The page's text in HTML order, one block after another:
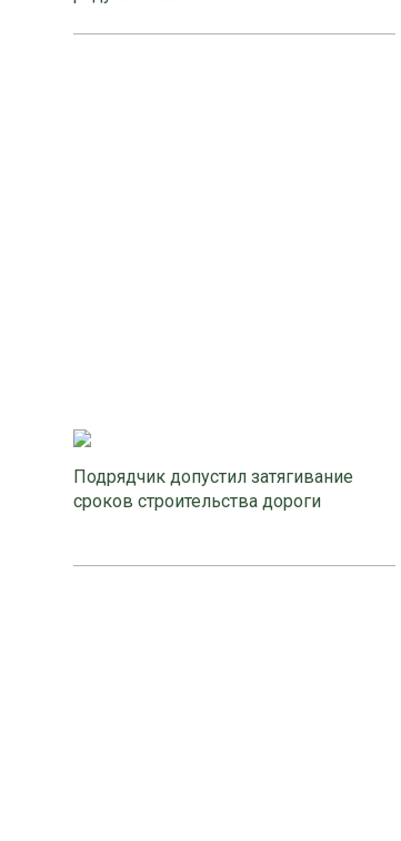
Подрядчик допустил затягивание
сроков строительства дороги